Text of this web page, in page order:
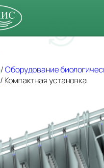
/Оборудование
/ Компактная установка